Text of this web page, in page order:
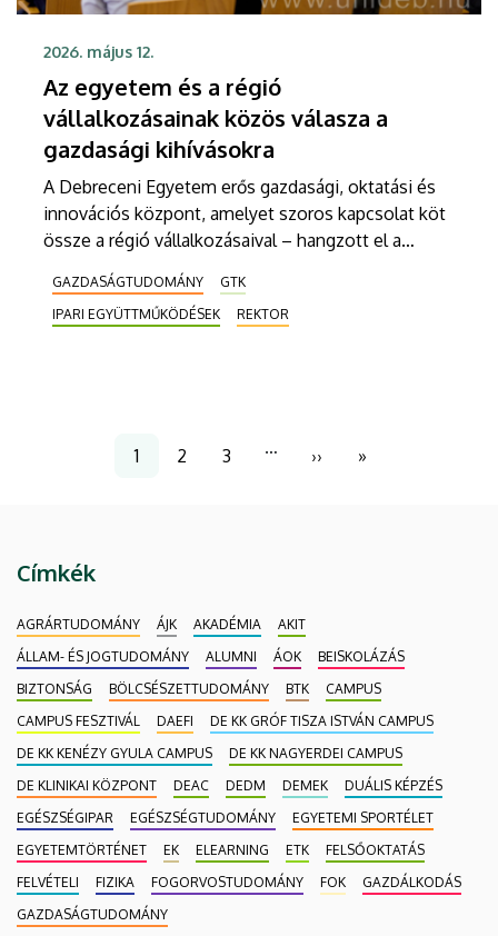
2026. május 12.
Az egyetem és a régió
vállalkozásainak közös válasza a
gazdasági kihívásokra
A Debreceni Egyetem erős gazdasági, oktatási és
innovációs központ, amelyet szoros kapcsolat köt
össze a régió vállalkozásaival – hangzott el a
ösztönzése, stabilitásuk megőrzése és
versenyképességük erősítése céljából rendezett
képzési struktúráját.
GAZDASÁGTUDOMÁNY
GTK
IPARI EGYÜTTMŰKÖDÉSEK
REKTOR
Oldalszámozás
Jelenlegi
1
Page
2
Page
3
…
Következő
››
Utolsó
»
Címkék
AGRÁRTUDOMÁNY ÁJK AKADÉMIA
AKIT
ÁLLAM- ÉS JOGTUDOMÁNY
ALUMNI ÁOK
BEISKOLÁZÁS
BIZTONSÁG
BÖLCSÉSZETTUDOMÁNY BTK
CAMPUS
CAMPUS FESZTIVÁL
DAEFI
DE KK GRÓF TISZA ISTVÁN CAMPUS
DE KK KENÉZY GYULA CAMPUS
DE KK NAGYERDEI CAMPUS
DE KLINIKAI KÖZPONT
DEAC DEDM DEMEK
DUÁLIS KÉPZÉS
EGÉSZSÉGIPAR
EGÉSZSÉGTUDOMÁNY
EGYETEMI SPORTÉLET
EGYETEMTÖRTÉNET
EK ELEARNING ETK
FELSŐOKTATÁS
FELVÉTELI
FIZIKA FOGORVOSTUDOMÁNY FOK
GAZDÁLKODÁS
GAZDASÁGTUDOMÁNY